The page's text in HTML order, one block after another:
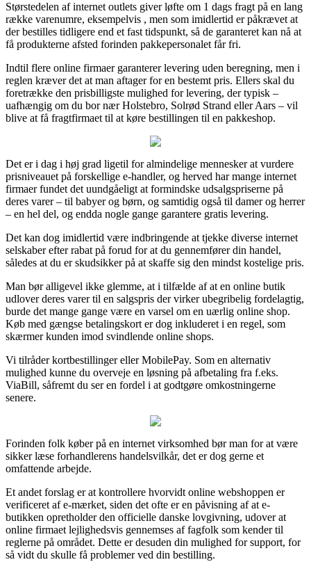
Størstedelen af internet outlets giver løfte om 1 dags fragt på en lang
række varenumre, eksempelvis , men som imidlertid er påkrævet at
der bestilles tidligere end et fast tidspunkt, så de garanteret kan nå at
få produkterne afsted forinden pakkepersonalet får fri.
Indtil flere online firmaer garanterer levering uden beregning, men i
reglen kræver det at man aftager for en bestemt pris. Ellers skal du
foretrække den prisbilligste mulighed for levering, der typisk –
uafhængig om du bor nær Holstebro, Solrød Strand eller Aars – vil
blive at få fragtfirmaet til at køre bestillingen til en pakkeshop.
Det er i dag i høj grad ligetil for almindelige mennesker at vurdere
prisniveauet på forskellige e-handler, og herved har mange internet
firmaer fundet det uundgåeligt at formindske udsalgspriserne på
deres varer – til babyer og børn, og samtidig også til damer og herrer
– en hel del, og endda nogle gange garantere gratis levering.
Det kan dog imidlertid være indbringende at tjekke diverse internet
selskaber efter rabat på forud for at du gennemfører din handel,
således at du er skudsikker på at skaffe sig den mindst kostelige pris.
Man bør alligevel ikke glemme, at i tilfælde af at en online butik
udlover deres varer til en salgspris der virker ubegribelig fordelagtig,
burde det mange gange være en varsel om en uærlig online shop.
Køb med gængse betalingskort er dog inkluderet i en regel, som
skærmer kunden imod svindlende online shops.
Vi tilråder kortbestillinger eller MobilePay. Som en alternativ
mulighed kunne du overveje en løsning på afbetaling fra f.eks.
ViaBill, såfremt du ser en fordel i at godtgøre omkostningerne
senere.
Forinden folk køber på en internet virksomhed bør man for at være
sikker læse forhandlerens handelsvilkår, det er dog gerne et
omfattende arbejde.
Et andet forslag er at kontrollere hvorvidt online webshoppen er
verificeret af e-mærket, siden det ofte er en påvisning af at e-
butikken opretholder den officielle danske lovgivning, udover at
online firmaet lejlighedsvis gennemses af fagfolk som kender til
reglerne på området. Dette er desuden din mulighed for support, for
så vidt du skulle få problemer ved din bestilling.